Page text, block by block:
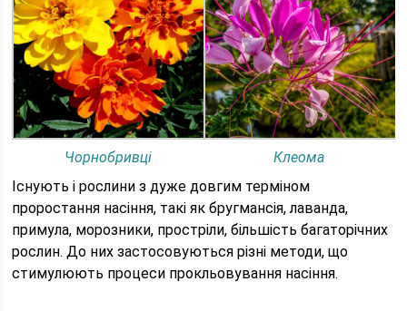
Чорнобривці
Клеома
Існують і рослини з дуже довгим терміном
проростання насіння, такі як бругмансія, лаванда,
примула, морозники, простріли, більшість багаторічних
рослин. До них застосовуються різні методи, що
стимулюють процеси прокльовування насіння.